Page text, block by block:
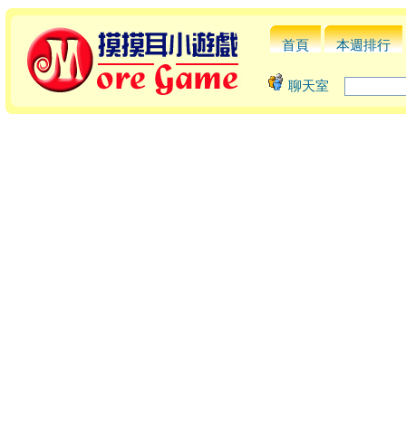
首頁 本週排行
聊天室